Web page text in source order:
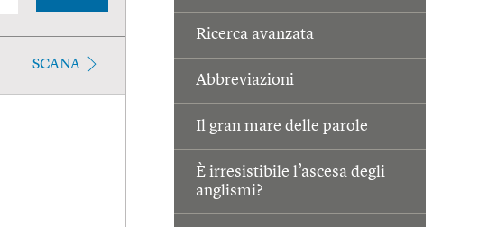
Ricerca avanzata
Abbreviazioni
Il gran mare delle parole
È irresistibile l’ascesa degli
anglismi?
SCANA